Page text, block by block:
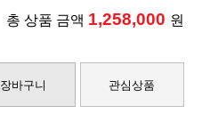
총 상품 금액 1,258,000 원
장바구니 관심상품